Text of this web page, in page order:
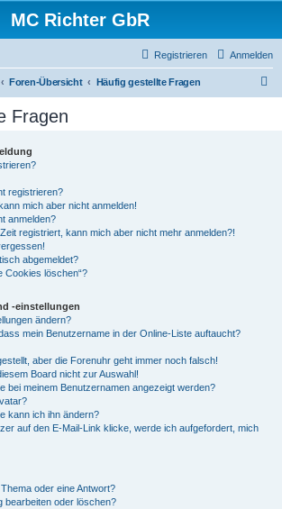
MC Richter GbR
Anmelden
Registrieren
Foren-Übersicht Häufig gestellte Fragen
Fragen
registrieren?
mich aber nicht anmelden!
anmelden?
registriert, kann mich aber nicht mehr anmelden?!
abgemeldet?
Cookies löschen“?
-einstellungen
ändern?
mein Benutzername in der Online-Liste auftaucht?
aber die Forenuhr geht immer noch falsch!
Board nicht zur Auswahl!
bei meinem Benutzernamen angezeigt werden?
kann ich ihn ändern?
auf den E-Mail-Link klicke, werde ich aufgefordert, mich
oder eine Antwort?
bearbeiten oder löschen?